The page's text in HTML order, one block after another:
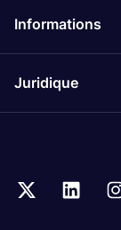
Informations
Juridique